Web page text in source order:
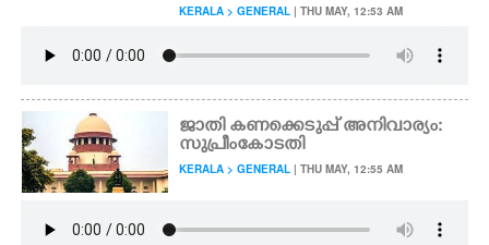
ART
ASTRO
CARTOONS
LITERATURE
KERALA > GENERAL | THU MAY, 12:53 AM
ജാതി കണക്കെടുപ്പ് അനിവാര്യം:
സുപ്രീംകോടതി
KERALA > GENERAL | THU MAY, 12:55 AM